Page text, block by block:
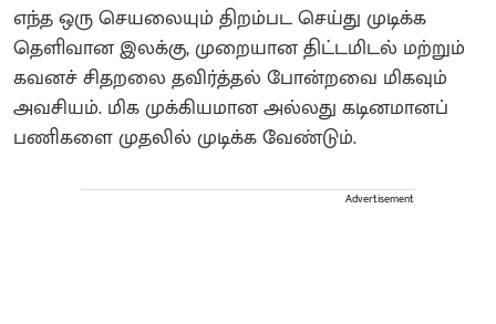
எந்த ஒரு செயலையும் திறம்பட செய்து முடிக்க
தெளிவான இலக்கு, முறையான திட்டமிடல் மற்றும்
கவனச் சிதறலை தவிர்த்தல் போன்றவை மிகவும்
அவசியம். மிக முக்கியமான அல்லது கடினமானப்
பணிகளை முதலில் முடிக்க வேண்டும்.
Advertisement